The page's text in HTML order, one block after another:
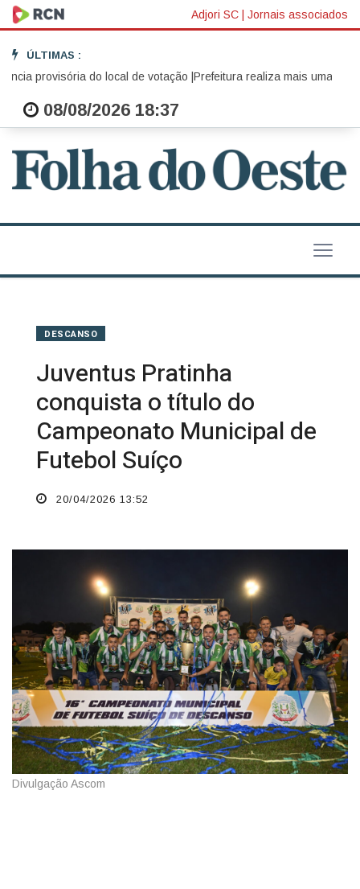
Adjori SC | Jornais associados
ÚLTIMAS :
provisória do local de votação |Prefeitura realiza mais uma edição
08/08/2026 18:37
DESCANSO
Juventus Pratinha
conquista o título do
Campeonato Municipal de
Futebol Suíço
20/04/2026 13:52
Divulgação Ascom